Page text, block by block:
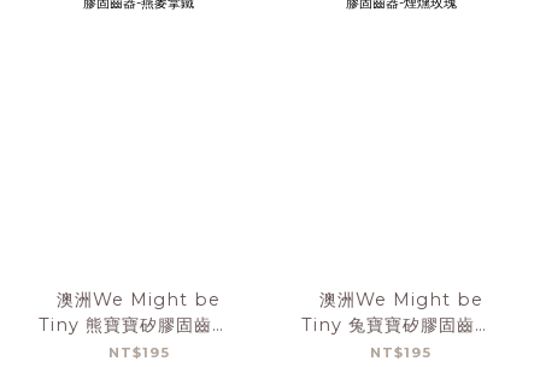
澳洲We Might be
Tiny 熊寶寶矽膠固齒器-
燕麥拿鐵
NT$195
澳洲We Might be
Tiny 兔寶寶矽膠固齒器-
煙燻玫瑰
NT$195